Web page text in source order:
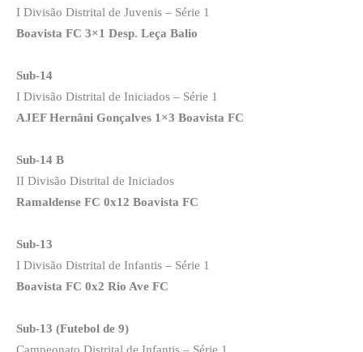
I Divisão Distrital de Juvenis – Série 1
Boavista FC 3×1 Desp. Leça Balio
Sub-14
I Divisão Distrital de Iniciados – Série 1
AJEF Hernâni Gonçalves 1×3 Boavista FC
Sub-14 B
II Divisão Distrital de Iniciados
Ramaldense FC 0x12 Boavista FC
Sub-13
I Divisão Distrital de Infantis – Série 1
Boavista FC 0x2 Rio Ave FC
Sub-13 (Futebol de 9)